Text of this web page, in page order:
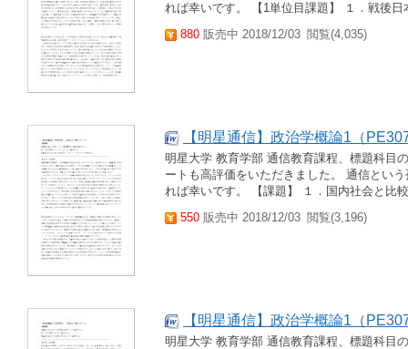
れば幸いです。 【1単位目課題】 １．戦後
880 販売中 2018/12/03 閲覧(4,035)
【明星通信】政治学概論1（
明星大学 教育学部 通信教育課程、標題科目
ートも高評価をいただきました。 通信とい
れば幸いです。 【課題】 １．国内社会と比
550 販売中 2018/12/03 閲覧(3,196)
【明星通信】政治学概論1（
明星大学 教育学部 通信教育課程、標題科目